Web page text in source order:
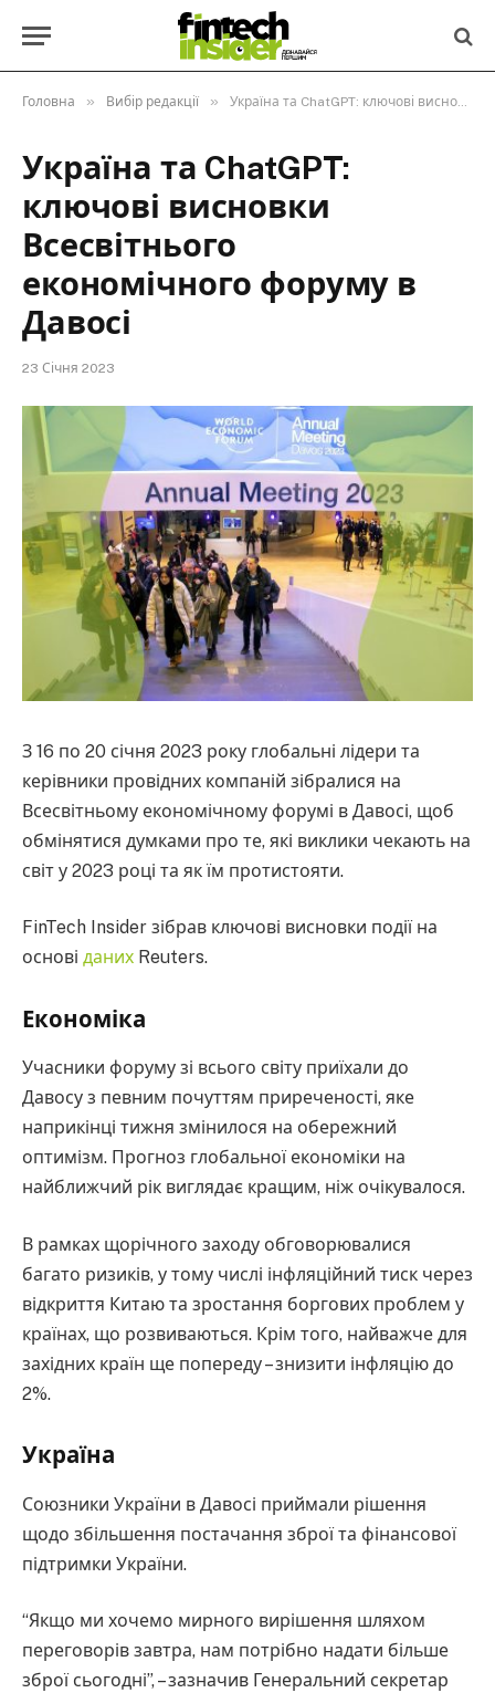
Головна » Вибір редакції » Україна та ChatGPT: ключові висновки Всесвітнього економічного форуму в Давосі
Україна та ChatGPT:
ключові висновки
Всесвітнього
економічного форуму в
Давосі
23 Січня 2023
З 16 по 20 січня 2023 року глобальні лідери та
керівники провідних компаній зібралися на
Всесвітньому економічному форумі в Давосі, щоб
обмінятися думками про те, які виклики чекають на
світ у 2023 році та як їм протистояти.
FinTech Insider зібрав ключові висновки події на
основі даних Reuters.
Економіка
Учасники форуму зі всього світу приїхали до
Давосу з певним почуттям приреченості, яке
наприкінці тижня змінилося на обережний
оптимізм. Прогноз глобальної економіки на
найближчий рік виглядає кращим, ніж очікувалося.
В рамках щорічного заходу обговорювалися
багато ризиків, у тому числі інфляційний тиск через
відкриття Китаю та зростання боргових проблем у
країнах, що розвиваються. Крім того, найважче для
західних країн ще попереду – знизити інфляцію до
2%.
Україна
Союзники України в Давосі приймали рішення
щодо збільшення постачання зброї та фінансової
підтримки України.
“Якщо ми хочемо мирного вирішення шляхом
переговорів завтра, нам потрібно надати більше
зброї сьогодні”, – зазначив Генеральний секретар